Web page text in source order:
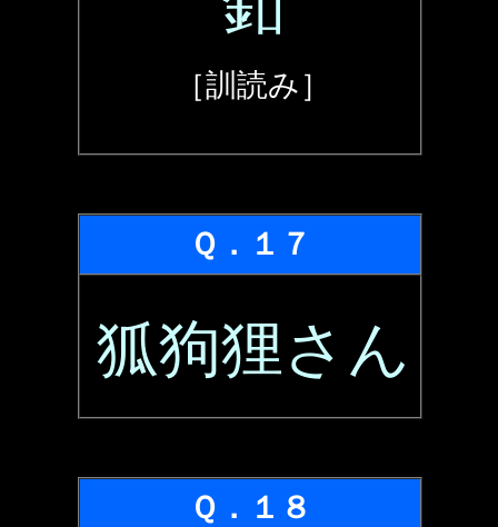
［訓読み］
Ｑ．１７
狐狗狸さん
Ｑ．１８